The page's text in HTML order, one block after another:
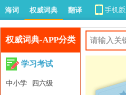
海词 权威词典 翻译
权威词典-APP分类
学习考试
中小学 四六级